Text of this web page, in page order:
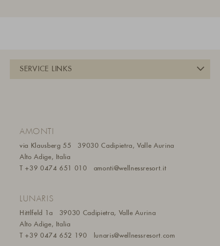
AMONTI
via Klausberg 55
39030 Cadipietra, Valle Aurina
Alto Adige, Italia
T+39 0474 651 010 amonti@wellnessresort.it
LUNARIS
Hittlfeld 1a
39030 Cadipietra, Valle Aurina
Alto Adige, Italia
T+39 0474 652 190 lunaris@wellnessresort. com